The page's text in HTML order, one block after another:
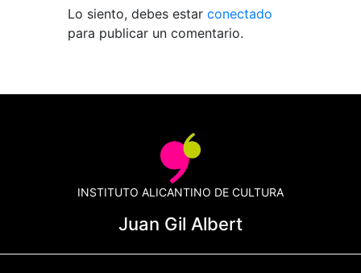
Lo siento, debes estar conectado
para publicar un comentario.
INSTITUTO ALICANTINO DE CULTURA
Juan Gil Albert